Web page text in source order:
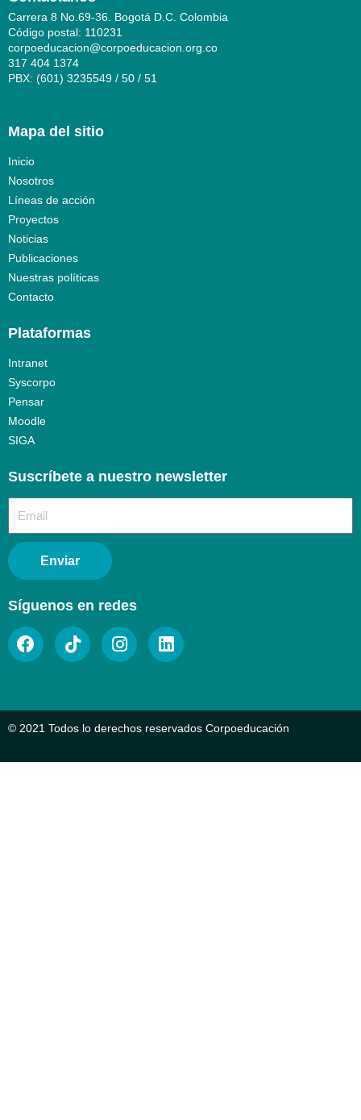
Carrera 8 No.69-36. Bogotá D.C. Colombia
Código postal: 110231
corpoeducacion@corpoeducacion.org.co
317 404 1374
PBX: (601) 3235549 / 50 / 51
Mapa del sitio
Inicio
Nosotros
Líneas de acción
Proyectos
Noticias
Publicaciones
Nuestras políticas
Contacto
Plataformas
Intranet
Syscorpo
Pensar
Moodle
SIGA
Suscríbete a nuestro newsletter​
Enviar
Síguenos en redes
© 2021 Todos lo derechos reservados Corpoeducación